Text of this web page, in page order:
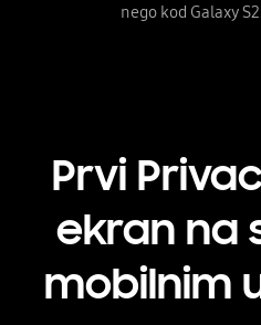
nego kod Galaxy
Prvi
ekran na
mobilnim